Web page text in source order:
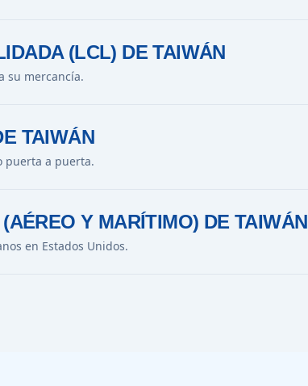
(LCL) DE TAIWÁN
su mercancía.
TAIWÁN
puerta a puerta.
Y MARÍTIMO) DE TAIWÁN
en Estados Unidos.